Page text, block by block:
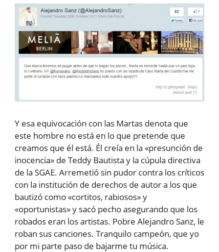
Y esa equivocación con las Martas denota que
este hombre no está en lo que pretende que
creamos que él está. Él creía en la «presunción de
inocencia» de Teddy Bautista y la cúpula directiva
de la SGAE. Arremetió sin pudor contra los críticos
con la institución de derechos de autor a los que
bautizó como «cortitos, rabiosos» y
«oportunistas» y sacó pecho asegurando que los
robados eran los artistas. Pobre Alejandro Sanz, le
roban sus canciones. Tranquilo campeón, que yo
por mi parte paso de bajarme tu música.